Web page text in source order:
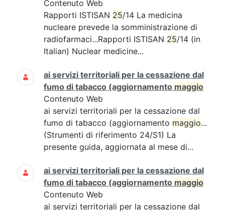
Contenuto Web
Rapporti ISTISAN 25/14 La medicina
nucleare prevede la somministrazione di
radiofarmaci...Rapporti ISTISAN 25/14 (in
Italian) Nuclear medicine...
ai servizi territoriali per la cessazione dal
fumo di tabacco (aggiornamento maggio
Contenuto Web
ai servizi territoriali per la cessazione dal
fumo di tabacco (aggiornamento maggio...
(Strumenti di riferimento 24/S1) La
presente guida, aggiornata al mese di...
ai servizi territoriali per la cessazione dal
fumo di tabacco (aggiornamento maggio
Contenuto Web
ai servizi territoriali per la cessazione dal